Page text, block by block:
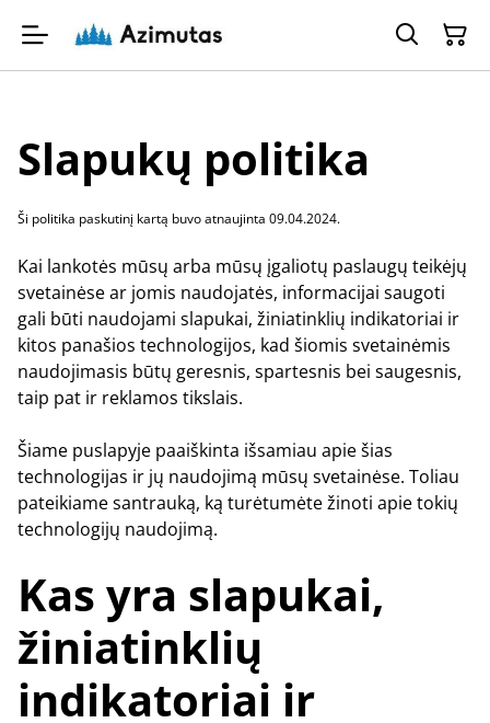
Slapukų politika
Ši politika paskutinį kartą buvo atnaujinta 09.04.2024.
Kai lankotės mūsų arba mūsų įgaliotų paslaugų teikėjų
svetainėse ar jomis naudojatės, informacijai saugoti
gali būti naudojami slapukai, žiniatinklių indikatoriai ir
kitos panašios technologijos, kad šiomis svetainėmis
naudojimasis būtų geresnis, spartesnis bei saugesnis,
taip pat ir reklamos tikslais.
Šiame puslapyje paaiškinta išsamiau apie šias
technologijas ir jų naudojimą mūsų svetainėse. Toliau
pateikiame santrauką, ką turėtumėte žinoti apie tokių
technologijų naudojimą.
Kas yra slapukai,
žiniatinklių
indikatoriai ir